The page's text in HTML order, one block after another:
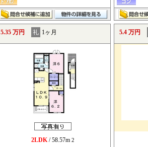
5.35 万円 礼 1ヶ月
2LDK/ 58.57m 2
5.4 万円